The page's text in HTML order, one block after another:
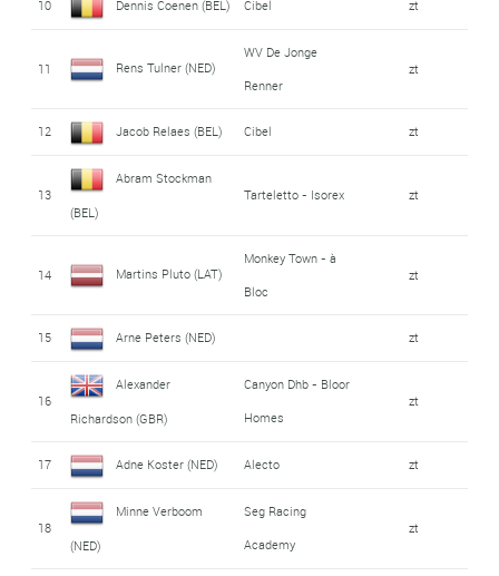
10 Dennis Coenen (BEL) Cibel zt
11 Rens Tulner (NED)
WV De Jonge
Renner
zt
12 Jacob Relaes (BEL) Cibel zt
13
Abram Stockman
(BEL)
Tarteletto - Isorex zt
14 Martins Pluto (LAT)
Monkey Town - à
Bloc
zt
15 Arne Peters (NED) zt
16
Alexander
Richardson (GBR)
Canyon Dhb - Bloor
Homes
zt
17 Adne Koster (NED) Alecto zt
18
Minne Verboom
(NED)
Seg Racing
Academy
zt